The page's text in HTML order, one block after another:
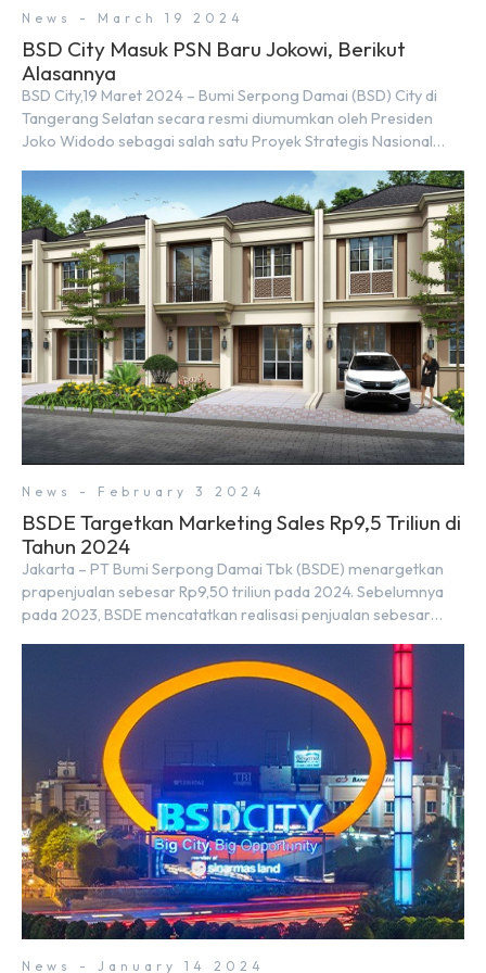
News - March 19 2024
BSD City Masuk PSN Baru Jokowi, Berikut
Alasannya
BSD City,19 Maret 2024 – Bumi Serpong Damai (BSD) City di
Tangerang Selatan secara resmi diumumkan oleh Presiden
Joko Widodo sebagai salah satu Proyek Strategis Nasional
Koordinator Bidang Perekonomian, Airlangga Hartarto, setelah
Rapat Terbatas (ratas) bersama Jokowi di Istana Kepresidenan
pada hari Senin, 18 Maret 2024. Selain […]
News - February 3 2024
BSDE Targetkan Marketing Sales Rp9,5 Triliun di
Tahun 2024
Jakarta – PT Bumi Serpong Damai Tbk (BSDE) menargetkan
prapenjualan sebesar Rp9,50 triliun pada 2024. Sebelumnya
pada 2023, BSDE mencatatkan realisasi penjualan sebesar
Rp8,80 triliun. Menurut Direktur BSDE Hermawan Wijaya
menghadapi 2024, kondisi ekonomi global maupun nasional
dapat memengaruhi pertimbangan masyarakat untuk
membeli rumah maupun investasi di sektor […]
News - January 14 2024